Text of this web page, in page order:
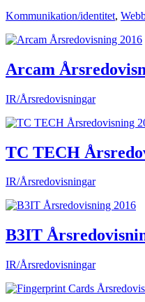
Kommunikation/identitet,
Arcam
IR/Årsredovisningar
TC TECH
IR/Årsredovisningar
B3IT
IR/Årsredovisningar